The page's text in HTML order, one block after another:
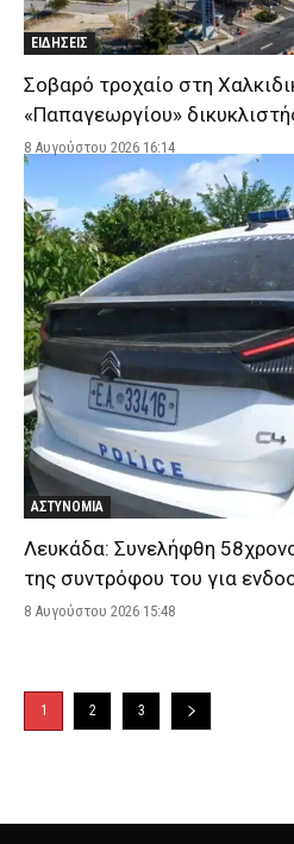
ΕΙΔΗΣΕΙΣ
Σοβαρό τροχαίο στη
«Παπαγεωργίου»
8 Αυγούστου 2026 16:14
ΑΣΤΥΝΟΜΙΑ
Λευκάδα: Συνελήφθη
της συντρόφου του για
8 Αυγούστου 2026 15:48
1 2 3